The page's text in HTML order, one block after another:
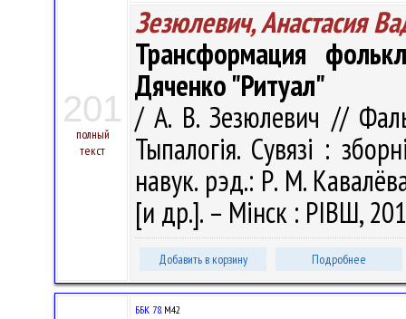
201
полный
текст
Зезюлевич, Анастасия
Трансформация
Дяченко "Ритуал"
/ А. В. Зезюлевич //
Тыпалогія. Сувязі :
навук. рэд.: Р. М.
[и др.]. – Мінск : РІВШ,
Добавить в корзину Подробнее
ББК 78.М42